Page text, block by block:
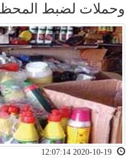
وحملات لضبط